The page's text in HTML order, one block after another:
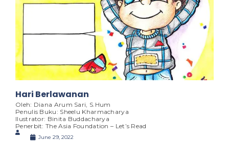
Hari Berlawanan
Oleh: Diana Arum Sari, S.Hum
Penulis Buku: Sheelu Kharmacharya
Ilustrator: Binita Buddacharya
Penerbit: The Asia Foundation – Let’s Read
June 29, 2022